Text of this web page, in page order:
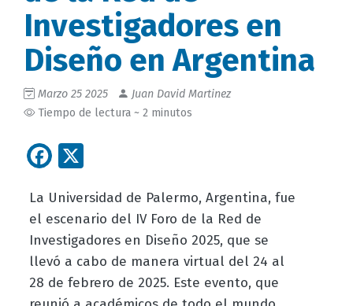
Investigadores en
Diseño en Argentina
Marzo 25 2025
Juan David Martinez
Tiempo de lectura ~ 2 minutos
Facebook
La Universidad de Palermo, Argentina, fue
el escenario del IV Foro de la Red de
Investigadores en Diseño 2025, que se
llevó a cabo de manera virtual del 24 al
28 de febrero de 2025. Este evento, que